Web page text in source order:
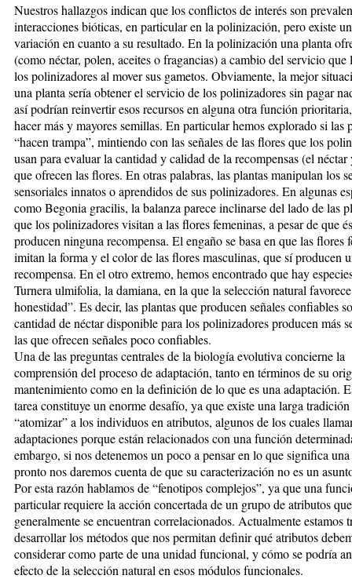
Nuestros hallazgos indican que los conflictos de interés son
interacciones bióticas, en particular en la polinización, pero existe
variación en cuanto a su resultado. En la polinización una planta
(como néctar, polen, aceites o fragancias) a cambio del servicio que
los polinizadores al mover sus gametos. Obviamente, la mejor
una planta sería obtener el servicio de los polinizadores sin pagar
así podrían reinvertir esos recursos en alguna otra función
hacer más y mayores semillas. En particular hemos explorado si las
“hacen trampa”, mintiendo con las señales de las flores que los
usan para evaluar la cantidad y calidad de la recompensas (el
que ofrecen las flores. En otras palabras, las plantas manipulan los
sensoriales innatos o aprendidos de sus polinizadores. En algunas
como Begonia gracilis, la balanza parece inclinarse del lado de las
que los polinizadores visitan a las flores femeninas, a pesar de que
producen ninguna recompensa. El engaño se basa en que las flores
imitan la forma y el color de las flores masculinas, que sí producen
recompensa. En el otro extremo, hemos encontrado que hay
Turnera ulmifolia, la damiana, en la que la selección natural
honestidad”. Es decir, las plantas que producen señales confiables
cantidad de néctar disponible para los polinizadores producen más
las que ofrecen señales poco confiables.
Una de las preguntas centrales de la biología evolutiva concierne la
comprensión del proceso de adaptación, tanto en términos de su
mantenimiento como en la definición de lo que es una adaptación.
tarea constituye un enorme desafío, ya que existe una larga
“atomizar” a los individuos en atributos, algunos de los cuales
adaptaciones porque están relacionados con una función
embargo, si nos detenemos un poco a pensar en lo que significa
pronto nos daremos cuenta de que su caracterización no es un
Por esta razón hablamos de “fenotipos complejos”, ya que una
particular requiere la acción concertada de un grupo de atributos que
generalmente se encuentran correlacionados. Actualmente estamos
desarrollar los métodos que nos permitan definir qué atributos
considerar como parte de una unidad funcional, y cómo se podría
efecto de la selección natural en esos módulos funcionales.